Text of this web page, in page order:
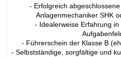
- Erfolgreich
Anlagenmechaniker SHK
- Idealerweise Erfahrung
- Führerschein der Klasse B
- Selbstständige, sorgfältige und